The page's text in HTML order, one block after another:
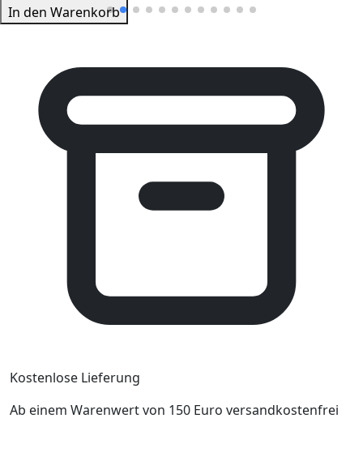
In den Warenkorb
Kostenlose Lieferung
Ab einem Warenwert von 150 Euro versandkostenfrei